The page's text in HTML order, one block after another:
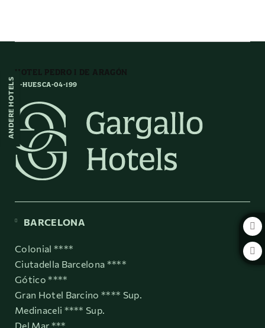
HOTEL PEDRO I DE ARAGÓN
H-HUESCA-04-199
BARCELONA
Colonial ****
Ciutadella Barcelona ****
Gótico ****
Gran Hotel Barcino **** Sup.
Medinaceli **** Sup.
Del Mar ***
ANDERE HOTELS